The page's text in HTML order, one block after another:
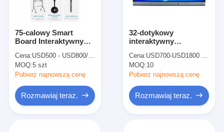
Tablica interaktywna Iboard
Tablica interaktywna IR
Tablica interaktywna na podczerwień
75-calowy Smart
Board Interaktywny
Wyświetlacz
Whiteboard
Cena:USD500 - USD800/unit
MOQ:5 szt
Pobierz najnowszą cenę
Rozmawiaj teraz.
32-dotykowy
interaktywny
Board 3840 * 2160 dla
edukacji
Cena:USD700-USD1800 per pieces
MOQ:10
Pobierz najnowszą cenę
Rozmawiaj teraz.